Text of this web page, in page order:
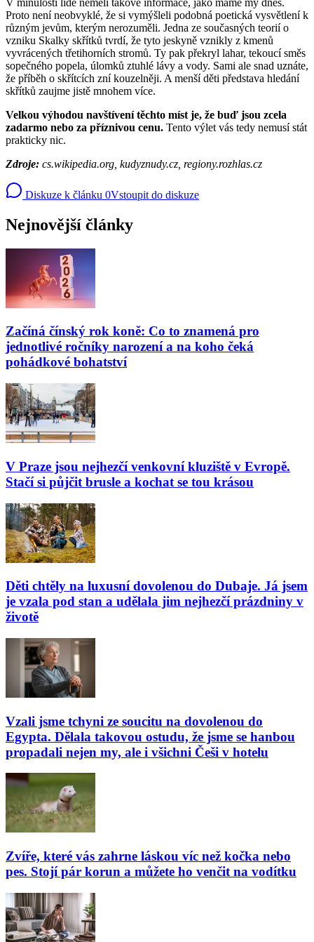
Proto není neobvyklé, že si vymýšleli podobná poetická vysvětlení k
různým jevům, kterým nerozuměli. Jedna ze současných teorií o
vzniku Skalky skřítků tvrdí, že tyto jeskyně vznikly z kmenů
vyvrácených třetihorních stromů. Ty pak překryl lahar, tekoucí směs
sopečného popela, úlomků ztuhlé lávy a vody. Sami ale snad uznáte,
že příběh o skřítcích zní kouzelněji. A menší děti představa hledání
skřítků zaujme jistě mnohem více.
Velkou výhodou navštívení těchto míst je, že buď jsou zcela
zadarmo nebo za příznivou cenu. Tento výlet vás tedy nemusí stát
prakticky nic.
Zdroje: cs.wikipedia.org, kudyznudy.cz, regiony.rozhlas.cz
Diskuze k článku 0Vstoupit do diskuze
Nejnovější články
Začíná čínský rok koně: Co to znamená pro
jednotlivé ročníky narození a na koho čeká
pohádkové bohatství
V Praze jsou nejhezčí venkovní kluziště v Evropě.
Stačí si půjčit brusle a kochat se tou krásou
Děti chtěly na luxusní dovolenou do Dubaje. Já jsem
je vzala pod stan a udělala jim nejhezčí prázdniny v
životě
Vzali jsme tchyni ze soucitu na dovolenou do
Egypta. Dělala takovou ostudu, že jsme se hanbou
propadali nejen my, ale i všichni Češi v hotelu
Zvíře, které vás zahrne láskou víc než kočka nebo
pes. Stojí pár korun a můžete ho venčit na vodítku